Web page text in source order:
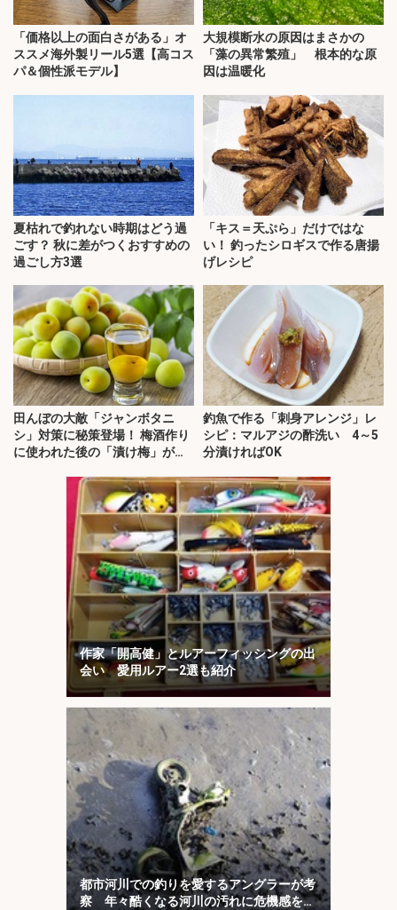
「価格以上の面白さがある」オ
ススメ海外製リール5選【高コス
パ＆個性派モデル】
大規模断水の原因はまさかの
「藻の異常繁殖」 根本的な原
因は温暖化
夏枯れで釣れない時期はどう過
ごす？ 秋に差がつくおすすめの
過ごし方3選
「キス＝天ぷら」だけではな
い！ 釣ったシロギスで作る唐揚
げレシピ
田んぼの大敵「ジャンボタニ
シ」対策に秘策登場！ 梅酒作り
に使われた後の「漬け梅」が効
釣魚で作る「刺身アレンジ」レ
シピ：マルアジの酢洗い 4～5
分漬ければOK
作家「開高健」とルアーフィッシングの出
会い 愛用ルアー2選も紹介
都市河川での釣りを愛するアングラーが考
察 年々酷くなる河川の汚れに危機感を持